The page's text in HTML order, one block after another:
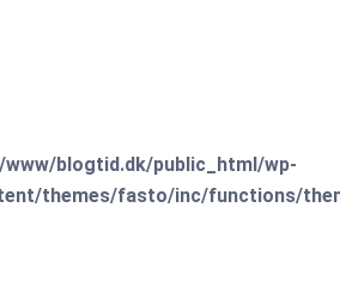
blogtid.dk/public_html/wp-
themes/fasto/inc/functions/